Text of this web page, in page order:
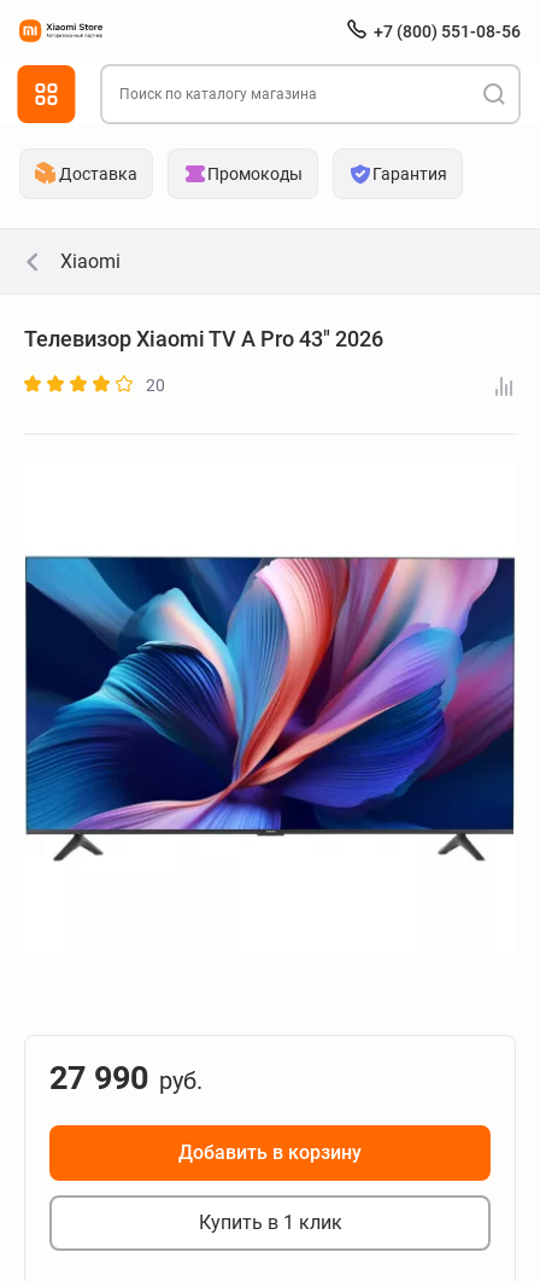
+7 (800) 551-08-56
Доставка Промокоды Гарантия
Xiaomi
Телевизор Xiaomi TV A Pro 43" 2026
20
27 990 руб.
Добавить в корзину
Купить в 1 клик